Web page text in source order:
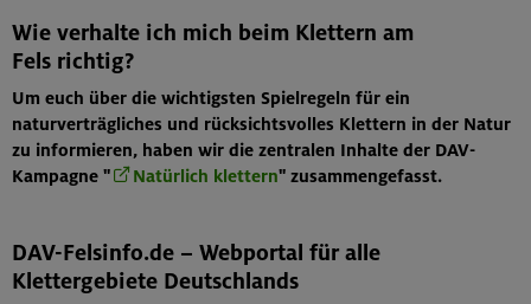
Wie verhalte ich mich beim Klettern am
Fels richtig?
Um euch über die wichtigsten Spielregeln für ein
naturverträgliches und rücksichtsvolles Klettern in der Natur
zu informieren, haben wir die zentralen Inhalte der DAV-
Kampagne "
Natürlich klettern" zusammengefasst.
DAV-Felsinfo.de – Webportal für alle
Klettergebiete Deutschlands